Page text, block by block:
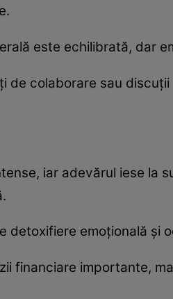
este echilibrată, dar
de colaborare sau
iar adevărul iese la
detoxifiere emoțională și
financiare importante,